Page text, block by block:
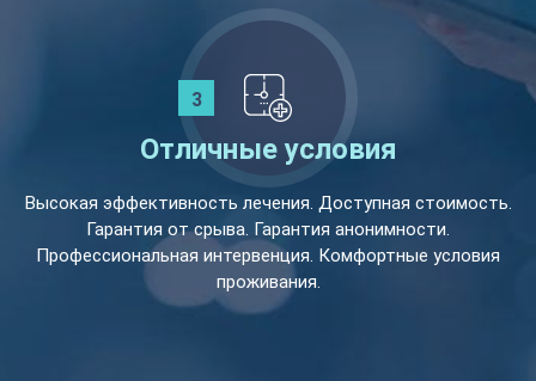
Отличные условия
Высокая эффективность лечения. Доступная стоимость.
Гарантия от срыва. Гарантия анонимности.
Профессиональная интервенция. Комфортные условия
проживания.